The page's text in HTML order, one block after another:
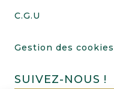
C.G.U
Gestion des cookies
SUIVEZ-NOUS !